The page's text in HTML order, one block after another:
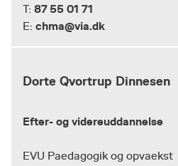
T: 87 55 01 71
E: chma@via.dk
Dorte Qvortrup Dinnesen
Efter- og videreuddannelse
EVU Paedagogik og opvaekst